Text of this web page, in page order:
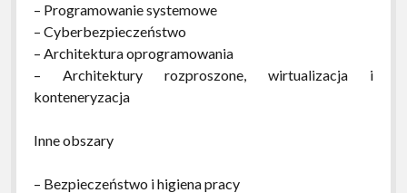
– Programowanie systemowe
– Cyberbezpieczeństwo
– Architektura oprogramowania
– Architektury rozproszone, wirtualizacja i
konteneryzacja
Inne obszary
– Bezpieczeństwo i higiena pracy